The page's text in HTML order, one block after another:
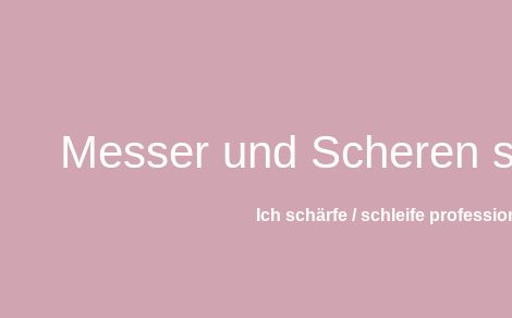
Messer und Scheren
Ich schärfe / schleife